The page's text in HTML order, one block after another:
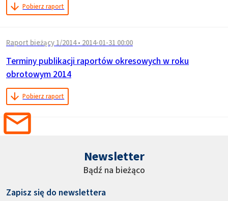
Pobierz raport
Raport bieżący 1/2014 • 2014-01-31 00:00
Terminy publikacji raportów okresowych w roku
obrotowym 2014
Pobierz raport
Newsletter
Bądź na bieżąco
Zapisz się do newslettera